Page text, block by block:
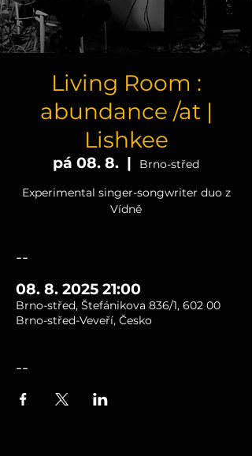
Living Room :
abundance /at |
Lishkee
pá 08. 8.
  |
Brno-střed
Experimental singer-songwriter duo z
Vídně
--
08. 8. 2025 21:00
Brno-střed, Štefánikova 836/1, 602 00
Brno-střed-Veveří, Česko
--